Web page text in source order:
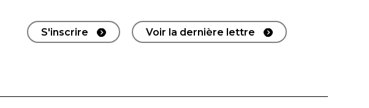
S'inscrire Voir la dernière lettre